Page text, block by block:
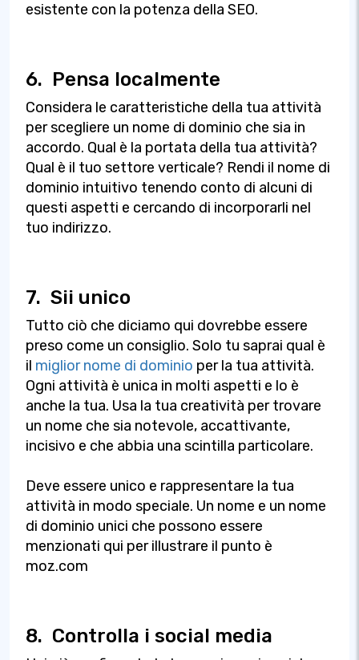
esistente con la potenza della SEO.
6. Pensa localmente
Considera le caratteristiche della tua attività
per scegliere un nome di dominio che sia in
accordo. Qual è la portata della tua attività?
Qual è il tuo settore verticale? Rendi il nome di
dominio intuitivo tenendo conto di alcuni di
questi aspetti e cercando di incorporarli nel
tuo indirizzo.
7. Sii unico
Tutto ciò che diciamo qui dovrebbe essere
preso come un consiglio. Solo tu saprai qual è
il miglior nome di dominio per la tua attività.
Ogni attività è unica in molti aspetti e lo è
anche la tua. Usa la tua creatività per trovare
un nome che sia notevole, accattivante,
incisivo e che abbia una scintilla particolare.
Deve essere unico e rappresentare la tua
attività in modo speciale. Un nome e un nome
di dominio unici che possono essere
menzionati qui per illustrare il punto è
moz.com
8. Controlla i social media